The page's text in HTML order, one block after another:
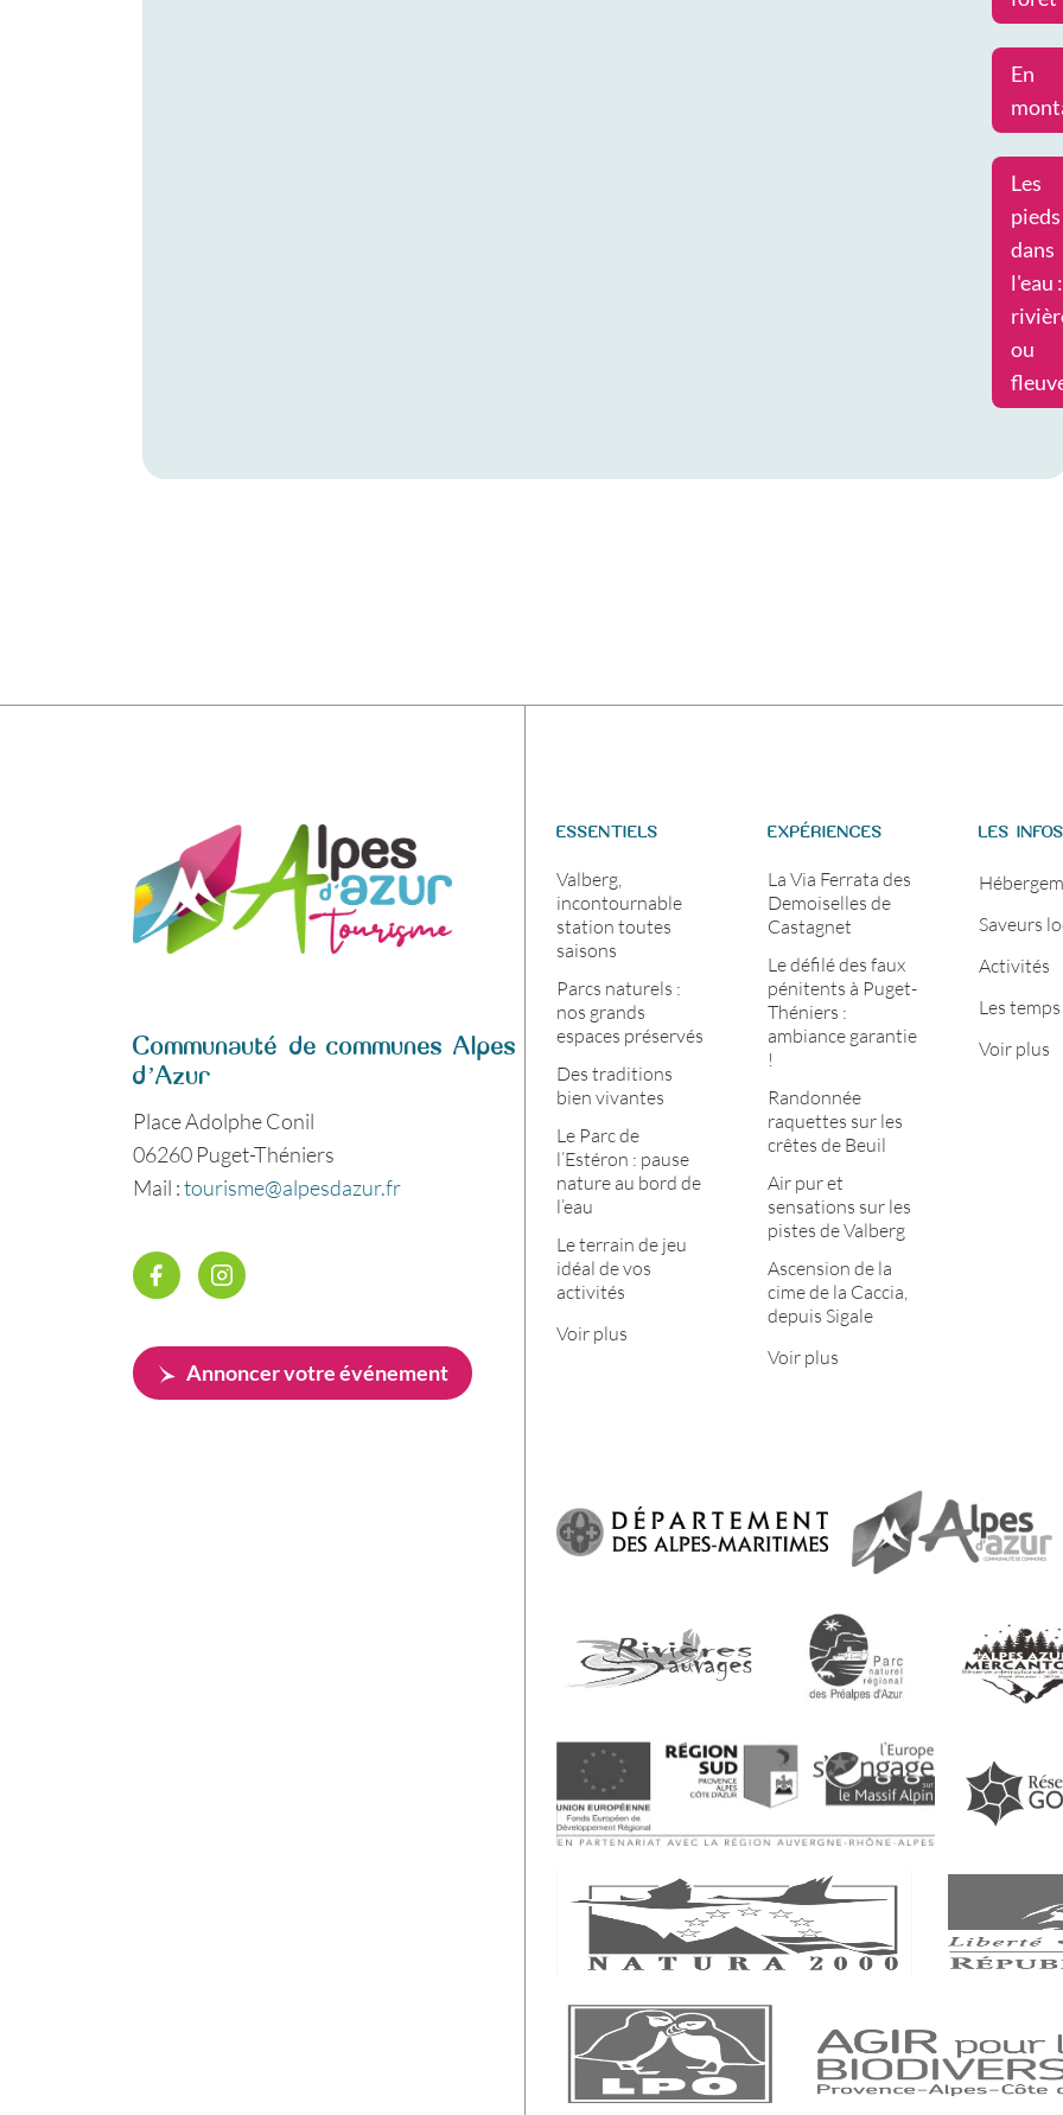
En
Les
pieds
dans
l'eau :
ou
Communauté de communes Alpes
d’Azur
Place Adolphe Conil
06260 Puget-Théniers
Mail :tourisme@alpesdazur.fr
Annoncer votre événement
ESSENTIELS
Valberg,
incontournable
station toutes
saisons
Parcs naturels :
nos grands
espaces préservés
Des traditions
bien vivantes
Le Parc de
l’Estéron : pause
nature au bord de
l’eau
Le terrain de jeu
idéal de vos
activités
Voir plus
EXPÉRIENCES
La Via Ferrata des
Demoiselles de
Castagnet
Le défilé des faux
pénitents à Puget-
Théniers :
ambiance garantie
!
Randonnée
raquettes sur les
crêtes de Beuil
Air pur et
sensations sur les
pistes de Valberg
Ascension de la
cime de la Caccia,
depuis Sigale
Voir plus
LES INFOS
Saveurs
Activités
Les
Voir plus